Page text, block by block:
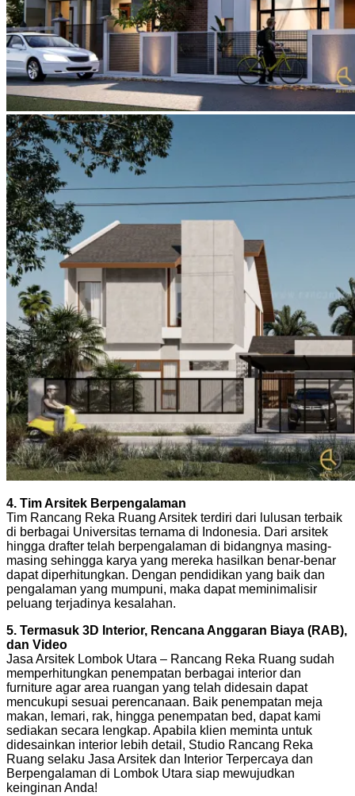
4. Tim Arsitek Berpengalaman
Tim Rancang Reka Ruang Arsitek terdiri dari lulusan terbaik
di berbagai Universitas ternama di Indonesia. Dari arsitek
hingga drafter telah berpengalaman di bidangnya masing-
masing sehingga karya yang mereka hasilkan benar-benar
dapat diperhitungkan. Dengan pendidikan yang baik dan
pengalaman yang mumpuni, maka dapat meminimalisir
peluang terjadinya kesalahan.
5. Termasuk 3D Interior, Rencana Anggaran Biaya (RAB),
dan Video
Jasa Arsitek Lombok Utara – Rancang Reka Ruang sudah
memperhitungkan penempatan berbagai interior dan
furniture agar area ruangan yang telah didesain dapat
mencukupi sesuai perencanaan. Baik penempatan meja
makan, lemari, rak, hingga penempatan bed, dapat kami
sediakan secara lengkap. Apabila klien meminta untuk
didesainkan interior lebih detail, Studio Rancang Reka
Ruang selaku Jasa Arsitek dan Interior Terpercaya dan
Berpengalaman di Lombok Utara siap mewujudkan
keinginan Anda!